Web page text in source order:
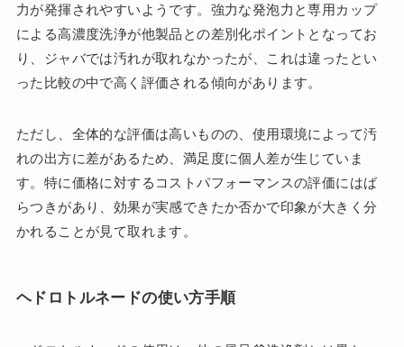
力が発揮されやすいようです。強力な発泡力と専用カップ
による高濃度洗浄が他製品との差別化ポイントとなってお
り、ジャバでは汚れが取れなかったが、これは違ったとい
った比較の中で高く評価される傾向があります。
ただし、全体的な評価は高いものの、使用環境によって汚
れの出方に差があるため、満足度に個人差が生じていま
す。特に価格に対するコストパフォーマンスの評価にはば
らつきがあり、効果が実感できたか否かで印象が大きく分
かれることが見て取れます。
ヘドロトルネードの使い方手順